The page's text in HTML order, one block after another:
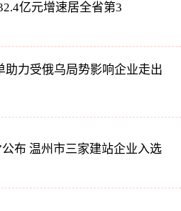
亿元增速居全省第3
助力受俄乌局势影响企业走出
布 温州市三家建站企业入选